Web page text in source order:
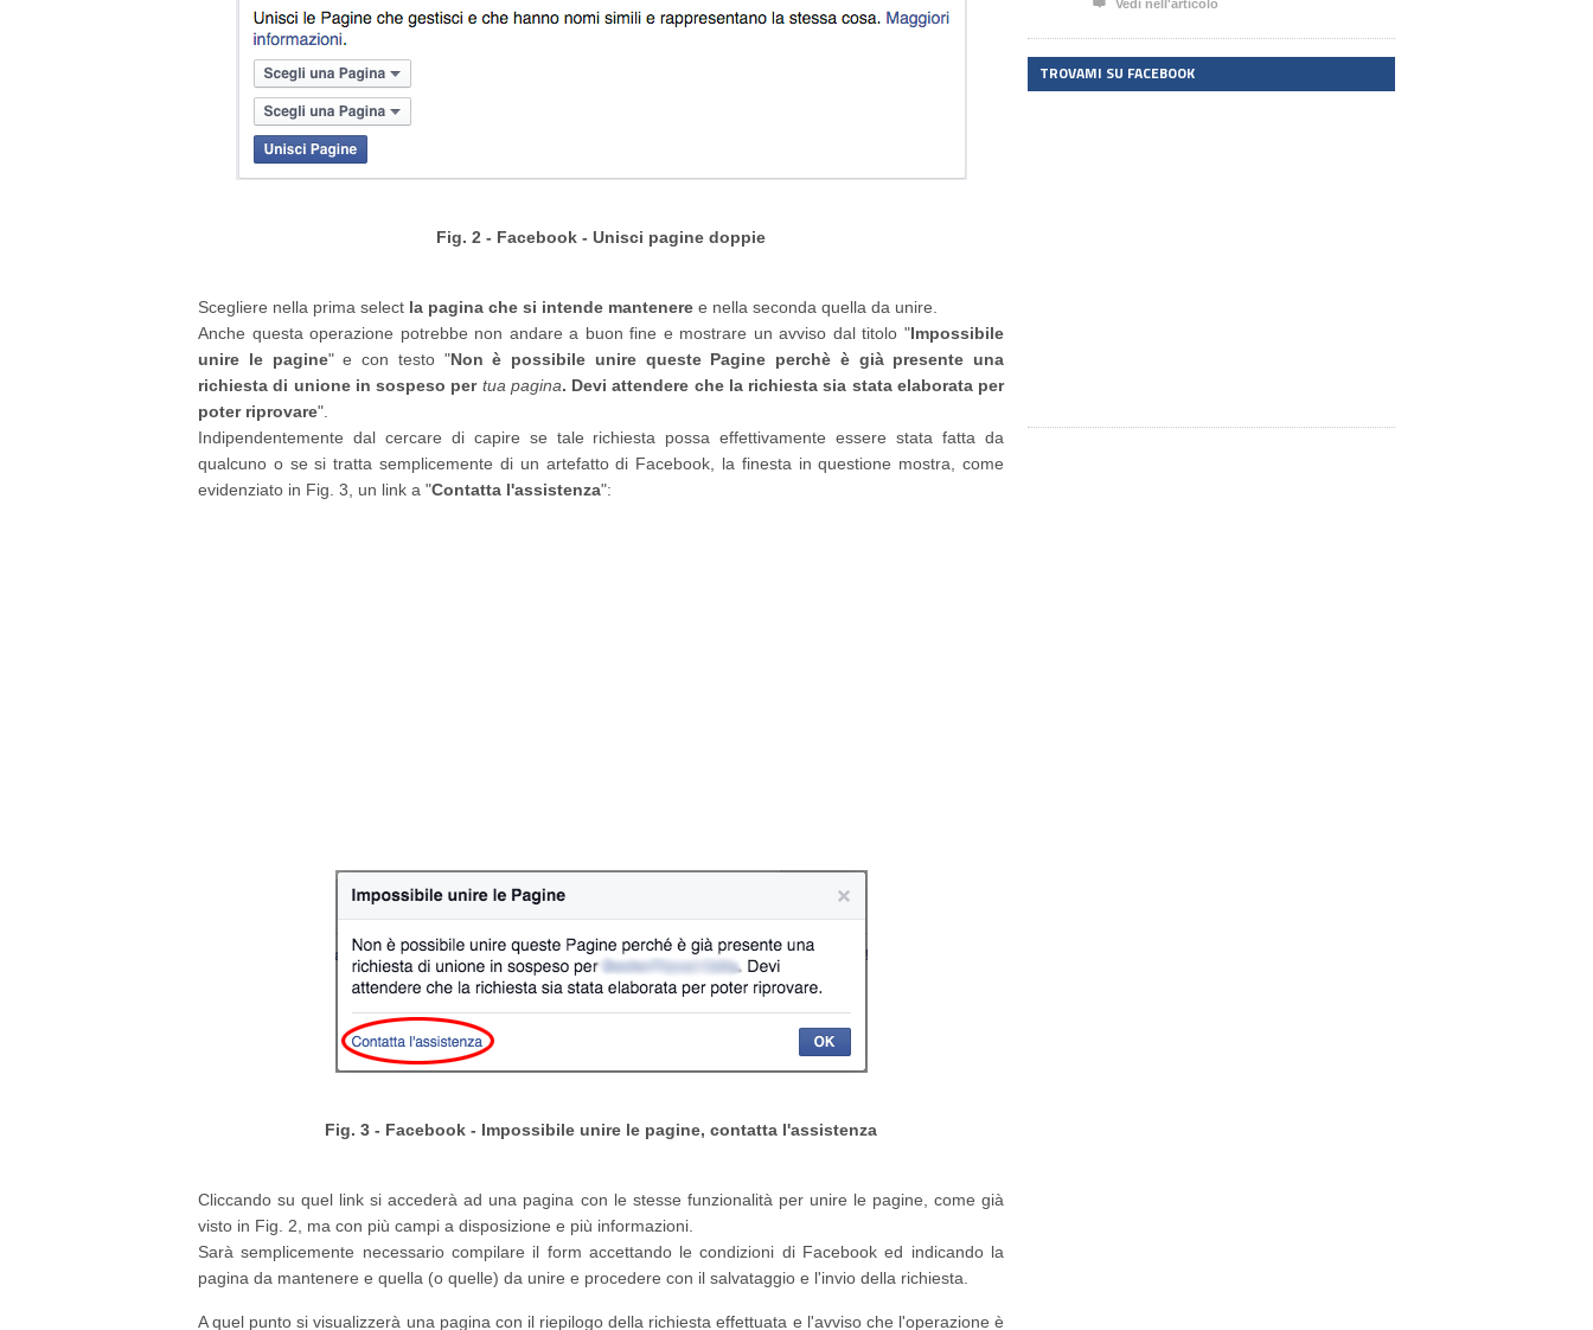
Fig. 2 - Facebook - Unisci pagine doppie
Scegliere nella prima select la pagina che si intende mantenere e nella seconda quella da unire.
Anche questa operazione potrebbe non andare a buon fine e mostrare un avviso dal titolo "Impossibile
unire le pagine" e con testo "Non è possibile unire queste Pagine perchè è già presente una
richiesta di unione in sospeso per tua pagina. Devi attendere che la richiesta sia stata elaborata per
poter riprovare".
Indipendentemente dal cercare di capire se tale richiesta possa effettivamente essere stata fatta da
qualcuno o se si tratta semplicemente di un artefatto di Facebook, la finesta in questione mostra, come
evidenziato in Fig. 3, un link a "Contatta l'assistenza":
Fig. 3 - Facebook - Impossibile unire le pagine, contatta l'assistenza
Cliccando su quel link si accederà ad una pagina con le stesse funzionalità per unire le pagine, come già
visto in Fig. 2, ma con più campi a disposizione e più informazioni.
Sarà semplicemente necessario compilare il form accettando le condizioni di Facebook ed indicando la
pagina da mantenere e quella (o quelle) da unire e procedere con il salvataggio e l'invio della richiesta.
A quel punto si visualizzerà una pagina con il riepilogo della richiesta effettuata e l'avviso che l'operazione è
Vedi nell'articolo
TROVAMI SU FACEBOOK